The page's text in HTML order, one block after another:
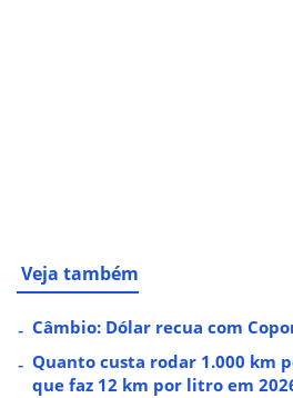
Veja também
Câmbio: Dólar recua com
Quanto custa rodar 1.000 km
que faz 12 km por litro em